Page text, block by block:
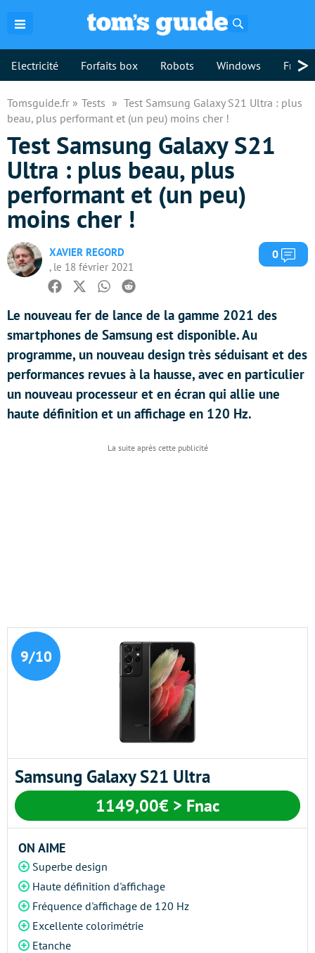
Electricité Forfaits box Robots Windows >
Tomsguide.fr Tests
Test Samsung Galaxy S21 Ultra : plus
beau, plus performant et (un peu) moins cher !
Test Samsung Galaxy S21
Ultra : plus beau, plus
performant et (un peu)
moins cher !
XAVIER REGORD
, le 18 février 2021
0
Facebook
TwitterWhatsapp
Reddit
Le nouveau fer de lance de la gamme 2021 des
smartphones de Samsung est disponible. Au
programme, un nouveau design très séduisant et des
performances revues à la hausse, avec en particulier
un nouveau processeur et en écran qui allie une
haute définition et un affichage en 120 Hz.
9/10
Samsung Galaxy S21 Ultra
1149,00€ > Fnac
ON AIME
Superbe design
Haute définition d'affichage
Fréquence d'affichage de 120 Hz
Excellente colorimétrie
Etanche